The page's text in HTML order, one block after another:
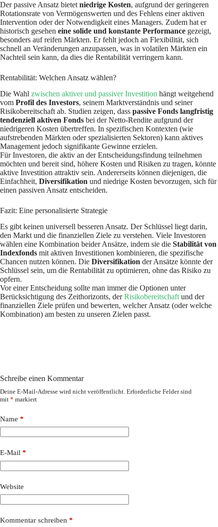
Der passive Ansatz bietet niedrige Kosten, aufgrund der geringeren
Rotationsrate von Vermögenswerten und des Fehlens einer aktiven
Intervention oder der Notwendigkeit eines Managers. Zudem hat er
historisch gesehen eine solide und konstante Performance gezeigt,
besonders auf reifen Märkten. Er fehlt jedoch an Flexibilität, sich
schnell an Veränderungen anzupassen, was in volatilen Märkten ein
Nachteil sein kann, da dies die Rentabilität verringern kann.
Rentabilität: Welchen Ansatz wählen?
Die Wahl zwischen aktiver und passiver Investition hängt weitgehend
vom Profil des Investors, seinem Marktverständnis und seiner
Risikobereitschaft ab. Studien zeigen, dass passive Fonds langfristig
tendenziell aktiven Fonds bei der Netto-Rendite aufgrund der
niedrigeren Kosten übertreffen. In spezifischen Kontexten (wie
aufstrebenden Märkten oder spezialisierten Sektoren) kann aktives
Management jedoch signifikante Gewinne erzielen.
Für Investoren, die aktiv an der Entscheidungsfindung teilnehmen
möchten und bereit sind, höhere Kosten und Risiken zu tragen, könnte
aktive Investition attraktiv sein. Andererseits können diejenigen, die
Einfachheit, Diversifikation und niedrige Kosten bevorzugen, sich für
einen passiven Ansatz entscheiden.
Fazit: Eine personalisierte Strategie
Es gibt keinen universell besseren Ansatz. Der Schlüssel liegt darin,
den Markt und die finanziellen Ziele zu verstehen. Viele Investoren
wählen eine Kombination beider Ansätze, indem sie die Stabilität von
Indexfonds mit aktiven Investitionen kombinieren, die spezifische
Chancen nutzen können. Die Diversifikation der Ansätze könnte der
Schlüssel sein, um die Rentabilität zu optimieren, ohne das Risiko zu
opfern.
Vor einer Entscheidung sollte man immer die Optionen unter
Berücksichtigung des Zeithorizonts, derRisikobereitschaft und der
finanziellen Ziele prüfen und bewerten, welcher Ansatz (oder welche
Kombination) am besten zu unseren Zielen passt.
Schreibe einen Kommentar
Deine E-Mail-Adresse wird nicht veröffentlicht. Erforderliche Felder sind
mit * markiert
Name *
E-Mail *
Website
Kommentar schreiben *